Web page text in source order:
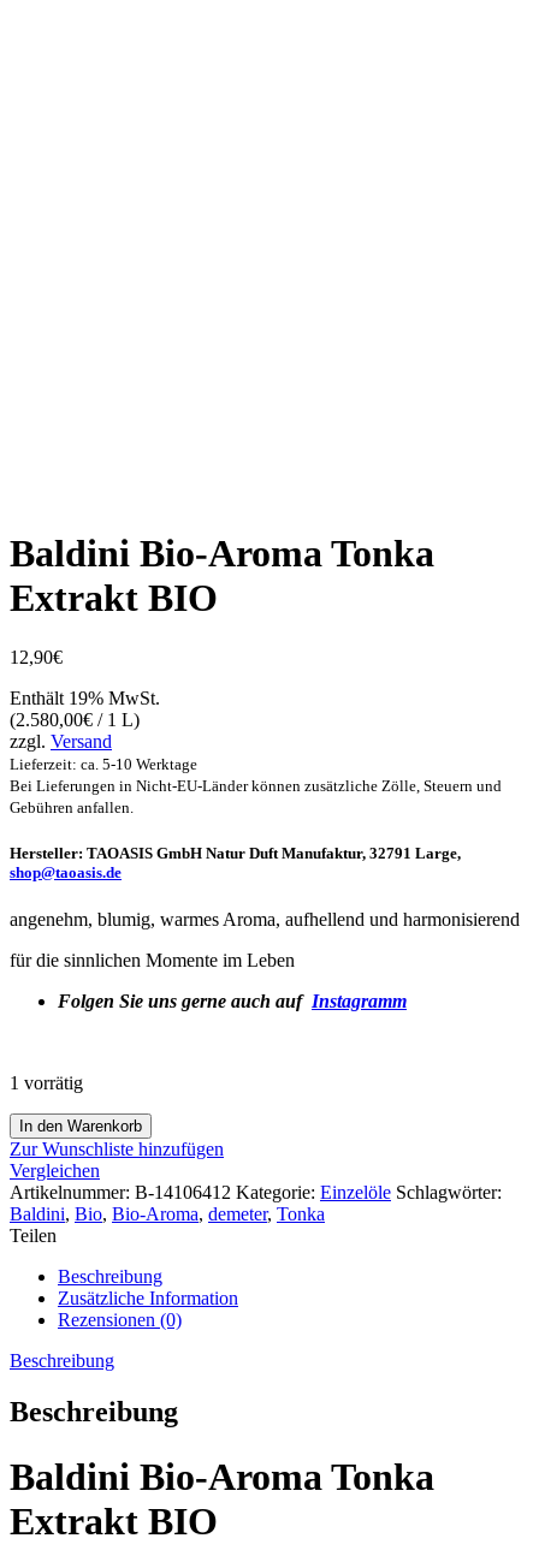
Baldini Bio-Aroma Tonka
Extrakt BIO
12,90€
Enthält 19% MwSt.
(2.580,00€ / 1 L)
zzgl. Versand
Lieferzeit: ca. 5-10 Werktage
Bei Lieferungen in Nicht-EU-Länder können zusätzliche Zölle, Steuern und
Gebühren anfallen.
Hersteller: TAOASIS GmbH Natur Duft Manufaktur, 32791 Large,
shop@taoasis.de
angenehm, blumig, warmes Aroma, aufhellend und harmonisierend
für die sinnlichen Momente im Leben
Folgen Sie uns gerne auch auf Instagramm
1 vorrätig
In den Warenkorb
Zur Wunschliste hinzufügen
Vergleichen
Artikelnummer: B-14106412 Kategorie: Einzelöle Schlagwörter:
Baldini, Bio, Bio-Aroma, demeter, Tonka
Teilen
Beschreibung
Zusätzliche Information
Rezensionen (0)
Beschreibung
Beschreibung
Baldini Bio-Aroma Tonka
Extrakt BIO